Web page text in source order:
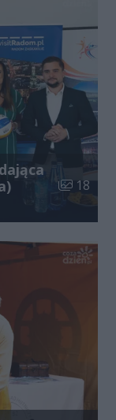
Liczba
18